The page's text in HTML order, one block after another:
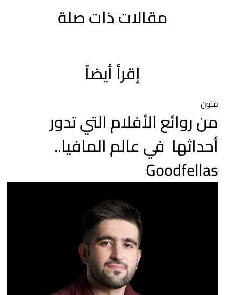
مقالات ذات صلة
إقرأ أيضاً
فنون
من روائع الأفلام التي تدور
أحداثها في عالم المافيا..
Goodfellas